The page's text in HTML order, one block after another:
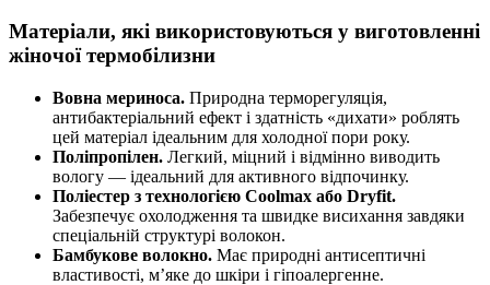
Матеріали, які використовуються у виготовленні
жіночої термобілизни
Вовна мериноса. Природна терморегуляція,
антибактеріальний ефект і здатність «дихати» роблять
цей матеріал ідеальним для холодної пори року.
Поліпропілен. Легкий, міцний і відмінно виводить
вологу — ідеальний для активного відпочинку.
Поліестер з технологією Coolmax або Dryfit.
Забезпечує охолодження та швидке висихання завдяки
спеціальній структурі волокон.
Бамбукове волокно. Має природні антисептичні
властивості, м’яке до шкіри і гіпоалергенне.